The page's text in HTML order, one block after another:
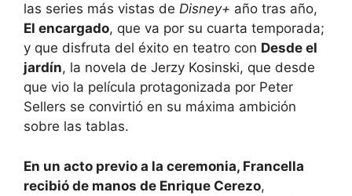
las series más vistas de Disney+ año tras año,
El encargado, que va por su cuarta temporada;
y que disfruta del éxito en teatro con Desde el
jardín, la novela de Jerzy Kosinski, que desde
que vio la película protagonizada por Peter
Sellers se convirtió en su máxima ambición
sobre las tablas.
En un acto previo a la ceremonia, Francella
recibió de manos de Enrique Cerezo,